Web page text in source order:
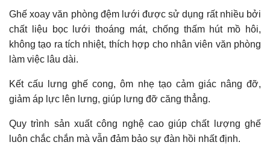
Ghế xoay văn phòng đệm lưới được sử dụng rất nhiều bởi
chất liệu bọc lưới thoáng mát, chống thấm hút mồ hôi,
không tạo ra tích nhiệt, thích hợp cho nhân viên văn phòng
làm việc lâu dài.
Kết cấu lưng ghế cong, ôm nhẹ tạo cảm giác nâng đỡ,
giảm áp lực lên lưng, giúp lưng đỡ căng thẳng.
Quy trình sản xuất công nghệ cao giúp chất lượng ghế
luôn chắc chắn mà vẫn đảm bảo sự đàn hồi nhất định.